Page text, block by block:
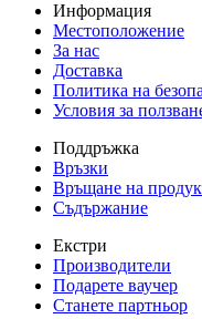
Информация
Местоположение
За нас
Доставка
Политика на
Условия за
Поддръжка
Връзки
Връщане на
Съдържание
Екстри
Производители
Подарете ваучер
Станете партньор